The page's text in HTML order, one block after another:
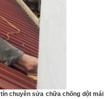
chuyên sửa chữa chống dột mái